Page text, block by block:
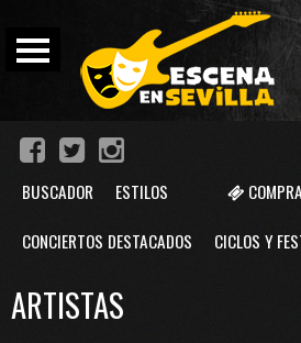
BUSCADOR ESTILOS
CONCIERTOS DESTACADOS CICLOS Y
ARTISTAS